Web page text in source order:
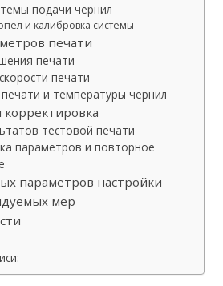
подачи чернил
и калибровка системы
печати
печати
печати
и температуры чернил
тестовой печати
параметров и повторное
параметров настройки
мер